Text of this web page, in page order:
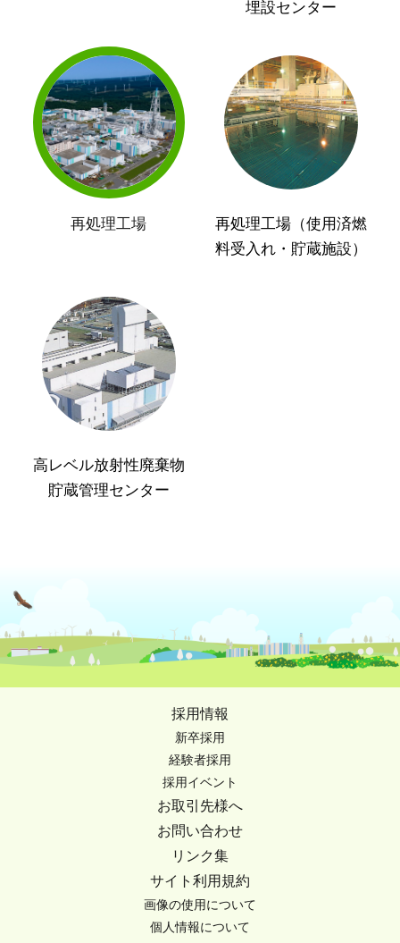
埋設センター
再処理工場
再処理工場（使用済燃
料受入れ・貯蔵施設）
高レベル放射性廃棄物
貯蔵管理センター
採用情報
新卒採用
経験者採用
採用イベント
お取引先様へ
お問い合わせ
リンク集
サイト利用規約
画像の使用について
個人情報について